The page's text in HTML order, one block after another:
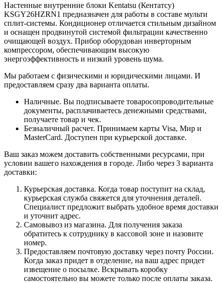
Настенные внутренние блоки Kentatsu (Кентатсу)
KSGY26HZRN1 предназначен для работы в составе мульти
сплит-системы. Кондиционер отличается стильным дизайном
и оснащен продвинутой системой фильтрации качественно
очищающей воздух. Прибор оборудован инверторным
компрессором, обеспечивающим высокую
энергоэффективность и низкий уровень шума.
Мы работаем с физическими и юридическими лицами. И
предоставляем сразу два варианта оплаты.
Наличные. Вы подписываете товаросопроводительные
документы, расплачиваетесь денежными средствами,
получаете товар и чек.
Безналичный расчет. Принимаем карты Visa, Мир и
MasterCard. Доступен при курьерской доставке.
Ваш заказ можем доставить собственными ресурсами, при
условии вашего нахождения в городе. Либо через 3 варианта
доставки:
Курьерская доставка. Когда товар поступит на склад,
курьерская служба свяжется для уточнения деталей.
Специалист предложит выбрать удобное время доставки
и уточнит адрес.
Самовывоз из магазина. Для получения заказа
обратитесь к сотруднику в кассовой зоне и назовите
номер.
Предоставляем почтовую доставку через почту России.
Когда заказ придет в отделение, на ваш адрес придет
извещение о посылке. Вскрывать коробку
самостоятельно вы можете только после оплаты заказа.